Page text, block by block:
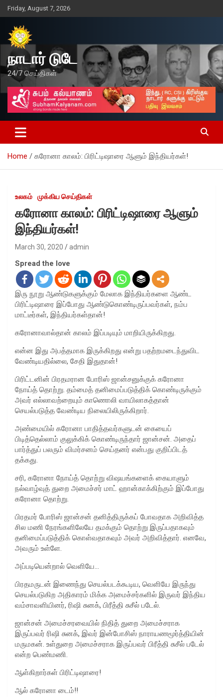
Skip
to
content
Friday, August 7, 2026
நாடார் டுடே
24/7 செய்திகள்
Home கரோனா காலம்: பிரிட்டிஷாரை ஆளும் இந்தியர்கள்!
உலகம் முக்கிய செய்திகள்
கரோனா காலம்: பிரிட்டிஷாரை ஆளும்
இந்தியர்கள்!
March 30, 2020 admin
Spread the love
இரு நூறு ஆண்டுகளுக்கும் மேலாக இந்தியர்களை ஆண்ட
பிரிட்டிஷாரை இப்போது ஆண்டுகொண்டிருப்பவர்கள், நம்ப
மாட்டீர்கள், இந்தியர்கள்தான்!
கரோனாவால்தான் காலம் இப்படியும் மாறியிருக்கிறது.
என்ன இது அபத்தமாக இருக்கிறது என்று பதற்றமடைந்துவிட
வேண்டியதில்லை, சேதி இதுதான்!
பிரிட்டனின் பிரதமரான போரிஸ் ஜான்சனுக்குக் கரோனா
நோய்த் தொற்று. தம்மைத் தனிமைப்படுத்திக் கொண்டிருக்கும்
அவர் எல்லாவற்றையும் காணொலி வாயிலாகத்தான்
செயல்படுத்த வேண்டிய நிலையிலிருக்கிறார்.
அண்மையில் கரோனா பாதித்தவர்களுடன் கையைப்
பிடித்தெல்லாம் குலுக்கிக் கொண்டிருந்தார் ஜான்சன். அதைப்
பார்த்துப் பலரும் விமர்சனம் செய்தனர் என்பது குறிப்பிடத்
தக்கது.
சரி, கரோனா நோய்த் தொற்று விஷயங்களைக் கையாளும்
நல்வாழ்வுத் துறை அமைச்சர் மாட் ஹான்காக்கிற்கும் இப்போது
கரோனா தொற்று.
பிரதமர் போரிஸ் ஜான்சன் தனித்திருக்கப் போவதாக அறிவித்த
சில மணி நேரங்களிலேயே தமக்கும் தொற்று இருப்பதாகவும்
தனிமைப்படுத்திக் கொள்வதாகவும் அவர் அறிவித்தார். எனவே,
அவரும் உள்ளே.
அப்படியென்றால் வெளியே…
பிரதமருடன் இணைந்து செயல்படக்கூடிய, வெளியே இருந்து
செயல்படுகிற அதிகாரம் மிக்க அமைச்சர்களில் இருவர் இந்திய
வம்சாவளியினர், ரிஷி சுனக், பிரீத்தி சுசீல் படேல்.
ஜான்சன் அமைச்சரவையில் நிதித் துறை அமைச்சராக
இருப்பவர் ரிஷி சுனக், இவர் இன்போசிஸ் நாராயணமூர்த்தியின்
மருமகன். உள்துறை அமைச்சராக இருப்பவர் பிரீத்தி சுசீல் படேல்
என்ற பெண்மணி.
ஆள்கிறார்கள் பிரிட்டிஷாரை!
ஆல் கரோனா டைம்!!